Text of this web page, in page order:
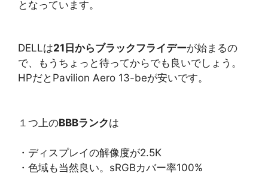
となっています。
DELLは21日からブラックフライデーが始まるの
で、もうちょっと待ってからでも良いでしょう。
HPだとPavilion Aero 13-beが安いです。
１つ上のBBBランクは
・ディスプレイの解像度が2.5K
・色域も当然良い。sRGBカバー率100%